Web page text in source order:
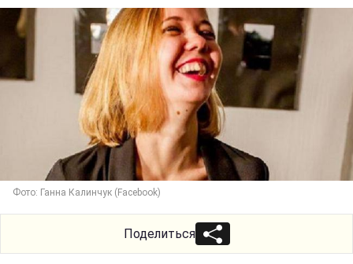
Фото: Ганна Калинчук (Facebook)
Поделиться